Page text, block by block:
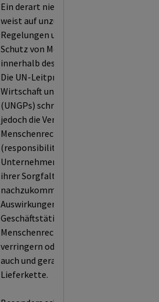
Ein derart niedriger Gesamtscore
weist auf unzureichende
Regelungen und Strukturen zum
Schutz von Menschenrechten
innerhalb des Unternehmens hin.
Die UN-Leitprinzipien für
Wirtschaft und Menschenrechte
(UNGPs) schreiben Unternehmen
jedoch die Verantwortung zu,
Menschenrechte zu respektieren
(responsibility to protect). Die
Unternehmen sind aufgefordert,
ihrer Sorgfaltspflicht
nachzukommen, um negative
Auswirkungen ihrer
Geschäftstätigkeit auf
Menschenrechte zu vermeiden, zu
verringern oder auszugleichen,
auch und gerade entlang ihrer
Lieferkette.